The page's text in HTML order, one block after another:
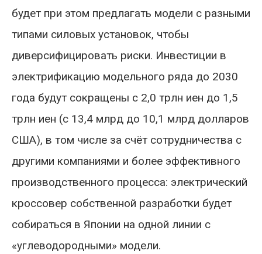
будет при этом предлагать модели с разными
типами силовых установок, чтобы
диверсифицировать риски. Инвестиции в
электрификацию модельного ряда до 2030
года будут сокращены с 2,0 трлн иен до 1,5
трлн иен (с 13,4 млрд до 10,1 млрд долларов
США), в том числе за счёт сотрудничества с
другими компаниями и более эффективного
производственного процесса: электрический
кроссовер собственной разработки будет
собираться в Японии на одной линии с
«углеводородными» модели.